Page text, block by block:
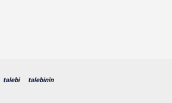
talebi talebinin